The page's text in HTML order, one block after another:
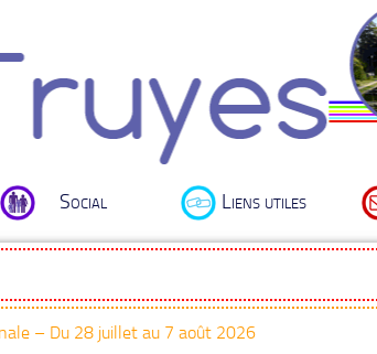
Social Liens utiles
– Du 28 juillet au 7 août 2026